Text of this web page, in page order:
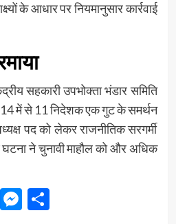
के आधार पर नियमानुसार कार्रवाई
सहकारी उपभोक्ता भंडार समिति
में से 11 निदेशक एक गुट के समर्थन
पद को लेकर राजनीतिक सरगर्मी
ने चुनावी माहौल को और अधिक
Messenger
Share